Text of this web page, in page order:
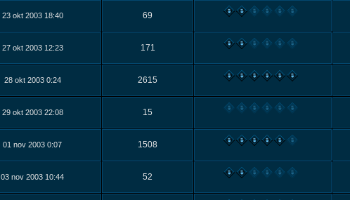
23 okt 2003 18:40 69
27 okt 2003 12:23 171
28 okt 2003 0:24 2615
29 okt 2003 22:08 15
01 nov 2003 0:07 1508
03 nov 2003 10:44 52